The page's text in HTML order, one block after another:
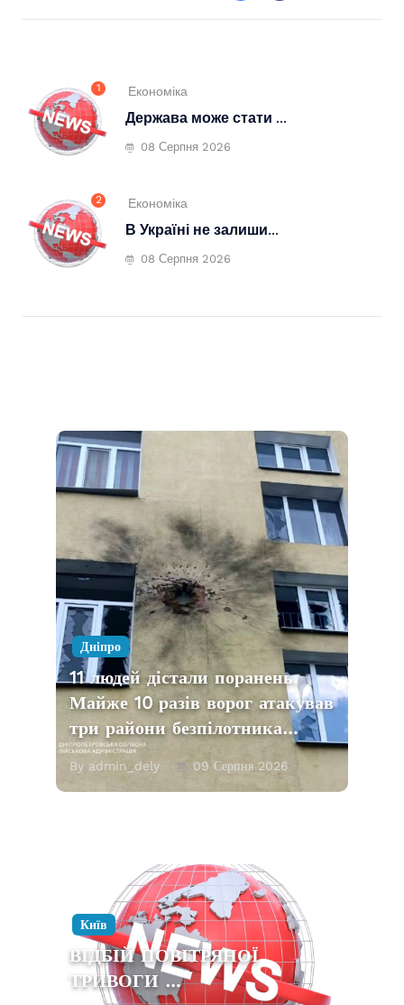
1 Економіка
Держава може стати ...
08 Серпня 2026
2 Економіка
В Україні не залиши...
08 Серпня 2026
Дніпро
11 людей дістали поранень.
Майже 10 разів ворог атакував
три райони безпілотника…
By admin_dely 09 Серпня 2026
Київ
ВІДБІЙ ПОВІТРЯНОЇ
ТРИВОГИ …